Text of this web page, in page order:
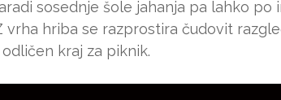
sosednje šole jahanja pa lahko
vrha hriba se razprostira čudovit
kraj za piknik.